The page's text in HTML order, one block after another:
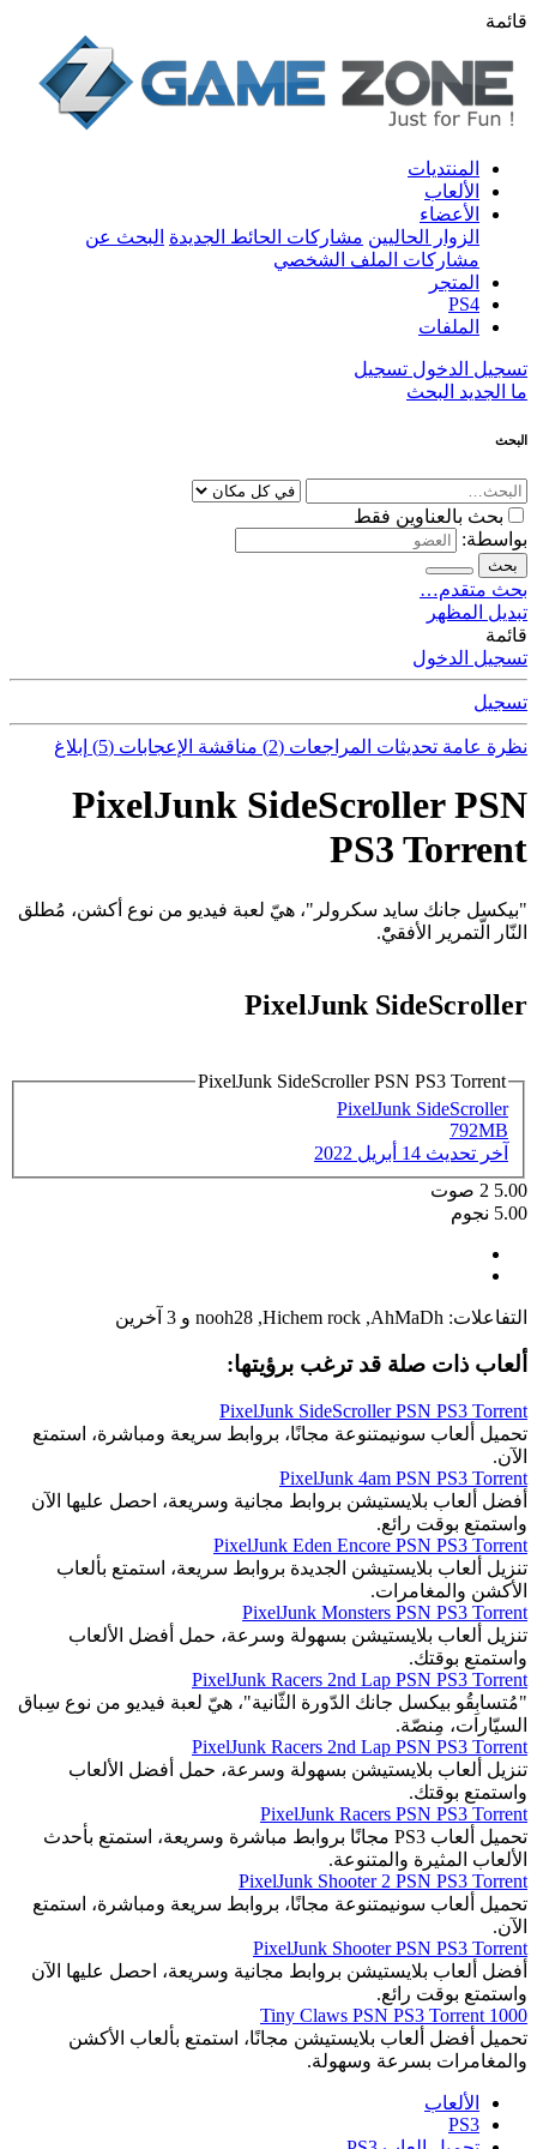
قائمة
المنتديات
الألعاب
الأعضاء
الزوار الحاليين مشاركات الحائط الجديدة البحث عن
مشاركات الملف الشخصي
المتجر
PS4
الملفات
تسجيل الدخول تسجيل
ما الجديد البحث
البحث
بحث بالعناوين فقط
بواسطة:
بحث
بحث متقدم…
تبديل المظهر
قائمة
تسجيل الدخول
تسجيل
نظرة عامة تحديثات المراجعات (2) مناقشة الإعجابات (5) إبلاغ
PixelJunk SideScroller PSN
PS3 Torrent
"بيكسل جانك سايد سكرولر"، هيّ لعبة فيديو من نوع أكشن، مُطلق
النّار الّتمرير الأفقيّْ.
PixelJunk SideScroller
PixelJunk SideScroller PSN PS3 Torrent
PixelJunk SideScroller
792MB
آخر تحديث 14 أبريل 2022
5.00
2 صوت
5.00 نجوم
التفاعلات: AhMaDh
,
Hichem rock
,
nooh28 و 3 آخرين
ألعاب ذات صلة قد ترغب برؤيتها:
PixelJunk SideScroller PSN PS3 Torrent
تحميل ألعاب سونيمتنوعة مجانًا، بروابط سريعة ومباشرة، استمتع
الآن.
PixelJunk 4am PSN PS3 Torrent
أفضل ألعاب بلايستيشن بروابط مجانية وسريعة، احصل عليها الآن
واستمتع بوقت رائع.
PixelJunk Eden Encore PSN PS3 Torrent
تنزيل ألعاب بلايستيشن الجديدة بروابط سريعة، استمتع بألعاب
الأكشن والمغامرات.
PixelJunk Monsters PSN PS3 Torrent
تنزيل ألعاب بلايستيشن بسهولة وسرعة، حمل أفضل الألعاب
واستمتع بوقتك.
PixelJunk Racers 2nd Lap PSN PS3 Torrent
"مُتسابِقُو بيكسل جانك الدّورة الثّانية"، هيّ لعبة فيديو من نوع سِباق
السيّارات، مِنصّة.
PixelJunk Racers 2nd Lap PSN PS3 Torrent
تنزيل ألعاب بلايستيشن بسهولة وسرعة، حمل أفضل الألعاب
واستمتع بوقتك.
PixelJunk Racers PSN PS3 Torrent
تحميل ألعاب PS3 مجانًا بروابط مباشرة وسريعة، استمتع بأحدث
الألعاب المثيرة والمتنوعة.
PixelJunk Shooter 2 PSN PS3 Torrent
تحميل ألعاب سونيمتنوعة مجانًا، بروابط سريعة ومباشرة، استمتع
الآن.
PixelJunk Shooter PSN PS3 Torrent
أفضل ألعاب بلايستيشن بروابط مجانية وسريعة، احصل عليها الآن
واستمتع بوقت رائع.
1000 Tiny Claws PSN PS3 Torrent
تحميل أفضل ألعاب بلايستيشن مجانًا، استمتع بألعاب الأكشن
والمغامرات بسرعة وسهولة.
الألعاب
PS3